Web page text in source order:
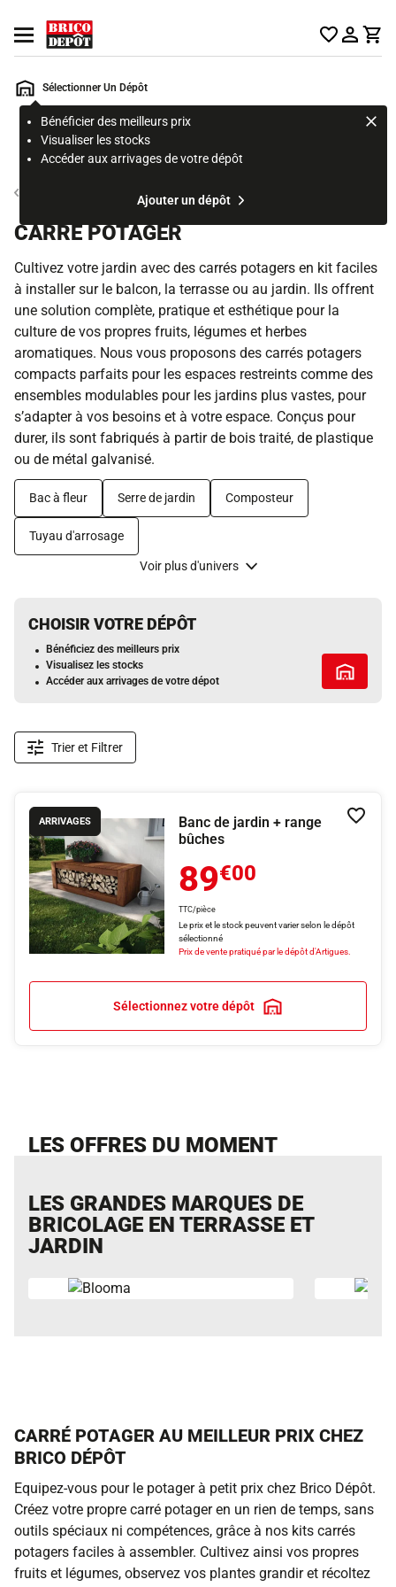
Ouvrir le menu
Sélectionner Un Dépôt
Bénéficier des meilleurs prix
Visualiser les stocks
Accéder aux arrivages de votre dépôt
Ajouter un dépôt
Rechercher
page
CARRÉ POTAGER
Cultivez votre jardin avec des carrés potagers en kit faciles
à installer sur le balcon, la terrasse ou au jardin. Ils offrent
une solution complète, pratique et esthétique pour la
culture de vos propres fruits, légumes et herbes
aromatiques. Nous vous proposons des carrés potagers
compacts parfaits pour les espaces restreints comme des
ensembles modulables pour les jardins plus vastes, pour
s’adapter à vos besoins et à votre espace. Conçus pour
durer, ils sont fabriqués à partir de bois traité, de plastique
ou de métal galvanisé.
Bac à fleur Serre de jardin Composteur
Tuyau d'arrosage
Voir plus d'univers
CHOISIR VOTRE DÉPÔT
Bénéficiez des meilleurs prix
Visualisez les stocks
Accéder aux arrivages de votre dépot
Tous les
Trier et Filtrer
ARRIVAGES
Banc de jardin + range
bûches
89€00
TTC/pièce
Le prix et le stock peuvent varier selon le dépôt
sélectionné
Prix de vente pratiqué par le dépôt d'Artigues.
Sélectionnez votre dépôt
LES OFFRES DU MOMENT
LES GRANDES MARQUES DE
BRICOLAGE EN TERRASSE ET
JARDIN
CARRÉ POTAGER AU MEILLEUR PRIX CHEZ
BRICO DÉPÔT
Equipez-vous pour le potager à petit prix chez Brico Dépôt.
Créez votre propre carré potager en un rien de temps, sans
outils spéciaux ni compétences, grâce à nos kits carrés
potagers faciles à assembler. Cultivez ainsi vos propres
fruits et légumes, observez vos plantes grandir et récoltez